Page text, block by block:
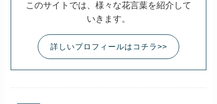
このサイトでは、様々な花言葉を紹介して
いきます。
詳しいプロフィールはコチラ>>